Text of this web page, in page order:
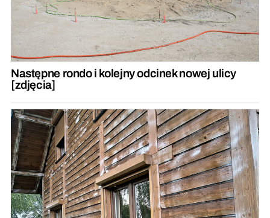
Następne rondo i kolejny odcinek nowej ulicy
[zdjęcia]